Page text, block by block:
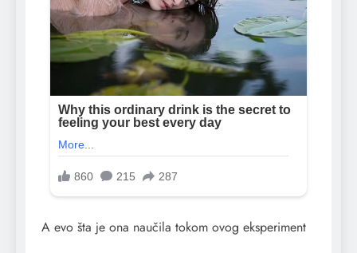
A evo šta je ona naučila tokom ovog eksperiment